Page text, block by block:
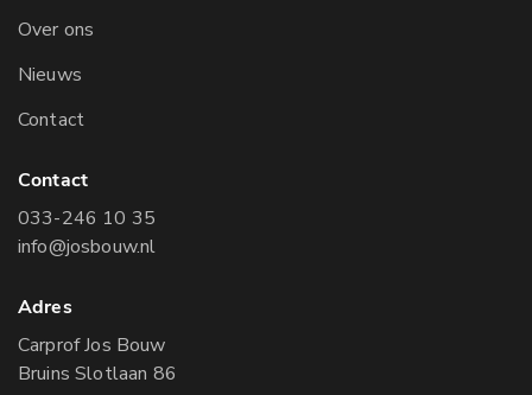
Over ons
Nieuws
Contact
Contact
033-246 10 35
info@josbouw.nl
Adres
Carprof Jos Bouw
Bruins Slotlaan 86